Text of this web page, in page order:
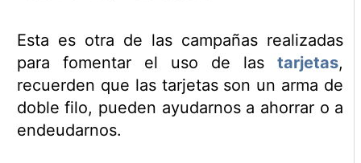
Esta es otra de las campañas realizadas
para fomentar el uso de lastarjetas,
recuerden que las tarjetas son un arma de
doble filo, pueden ayudarnos a ahorrar o a
endeudarnos.